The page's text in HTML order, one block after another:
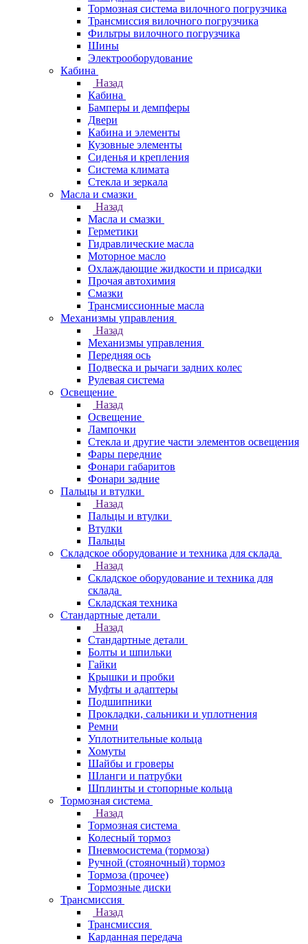
Тормозная система вилочного погрузчика
Трансмиссия вилочного погрузчика
Фильтры вилочного погрузчика
Шины
Электрооборудование
Кабина
Назад
Кабина
Бамперы и демпферы
Двери
Кабина и элементы
Кузовные элементы
Сиденья и крепления
Система климата
Стекла и зеркала
Масла и смазки
Назад
Масла и смазки
Герметики
Гидравлические масла
Моторное масло
Охлаждающие жидкости и присадки
Прочая автохимия
Смазки
Трансмиссионные масла
Механизмы управления
Назад
Механизмы управления
Передняя ось
Подвеска и рычаги задних колес
Рулевая система
Освещение
Назад
Освещение
Лампочки
Стекла и другие части элементов освещения
Фары передние
Фонари габаритов
Фонари задние
Пальцы и втулки
Назад
Пальцы и втулки
Втулки
Пальцы
Складское оборудование и техника для склада
Назад
Складское оборудование и техника для
склада
Складская техника
Стандартные детали
Назад
Стандартные детали
Болты и шпильки
Гайки
Крышки и пробки
Муфты и адаптеры
Подшипники
Прокладки, сальники и уплотнения
Ремни
Уплотнительные кольца
Хомуты
Шайбы и гроверы
Шланги и патрубки
Шплинты и стопорные кольца
Тормозная система
Назад
Тормозная система
Колесный тормоз
Пневмосиcтема (тормоза)
Ручной (стояночный) тормоз
Тормоза (прочее)
Тормозные диски
Трансмиссия
Назад
Трансмиссия
Карданная передача